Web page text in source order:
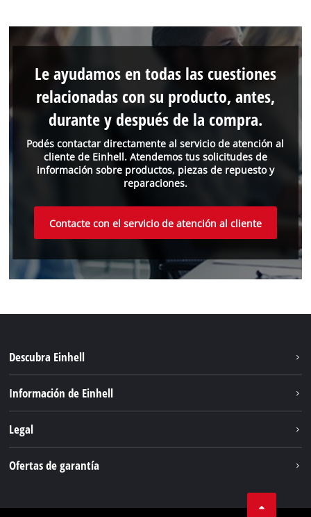
Podés contactar directamente al servicio de atención al
cliente de Einhell. Atendemos tus solicitudes de
información sobre productos, piezas de repuesto y
reparaciones.
Le ayudamos en todas las cuestiones
relacionadas con su producto, antes,
durante y después de la compra.
Contacte con el servicio de atención al cliente
Descubra Einhell
Servicio
Información de Einhell
Legal
Ofertas de garantía